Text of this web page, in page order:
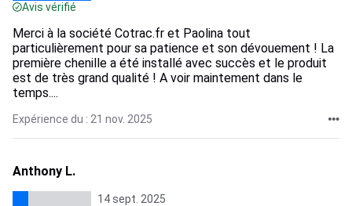
Avis vérifié
Merci à la société Cotrac.fr et Paolina tout
particulièrement pour sa patience et son dévouement ! La
première chenille a été installé avec succès et le produit
est de très grand qualité ! A voir maintement dans le
temps....
Expérience du : 21 nov. 2025
Anthony L.
14 sept. 2025